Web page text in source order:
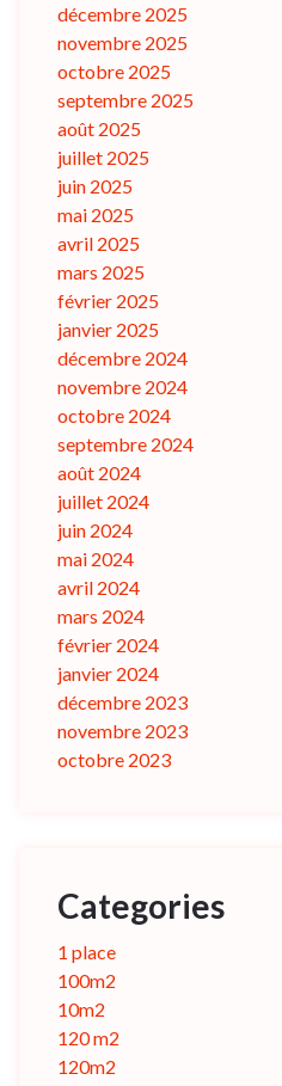
décembre 2025
novembre 2025
octobre 2025
septembre 2025
août 2025
juillet 2025
juin 2025
mai 2025
avril 2025
mars 2025
février 2025
janvier 2025
décembre 2024
novembre 2024
octobre 2024
septembre 2024
août 2024
juillet 2024
juin 2024
mai 2024
avril 2024
mars 2024
février 2024
janvier 2024
décembre 2023
novembre 2023
octobre 2023
Categories
1 place
100m2
10m2
120 m2
120m2